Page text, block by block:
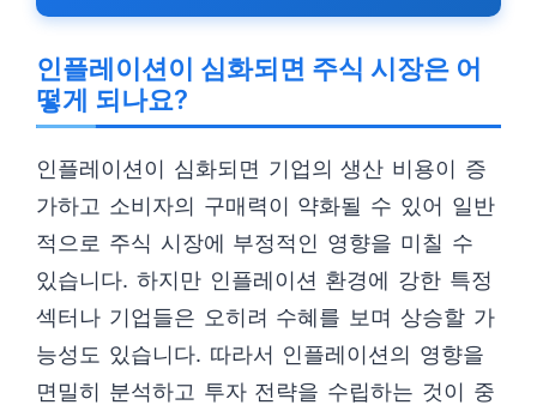
인플레이션이 심화되면 주식 시장은 어
떻게 되나요?
인플레이션이 심화되면 기업의 생산 비용이 증
가하고 소비자의 구매력이 약화될 수 있어 일반
적으로 주식 시장에 부정적인 영향을 미칠 수
있습니다. 하지만 인플레이션 환경에 강한 특정
섹터나 기업들은 오히려 수혜를 보며 상승할 가
능성도 있습니다. 따라서 인플레이션의 영향을
면밀히 분석하고 투자 전략을 수립하는 것이 중